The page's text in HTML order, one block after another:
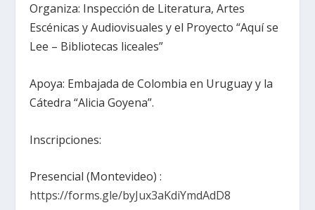
Organiza: Inspección de Literatura, Artes
Escénicas y Audiovisuales y el Proyecto “Aquí se
Lee – Bibliotecas liceales”
Apoya: Embajada de Colombia en Uruguay y la
Cátedra “Alicia Goyena”.
Inscripciones:
Presencial (Montevideo) :
https://forms.gle/byJux3aKdiYmdAdD8